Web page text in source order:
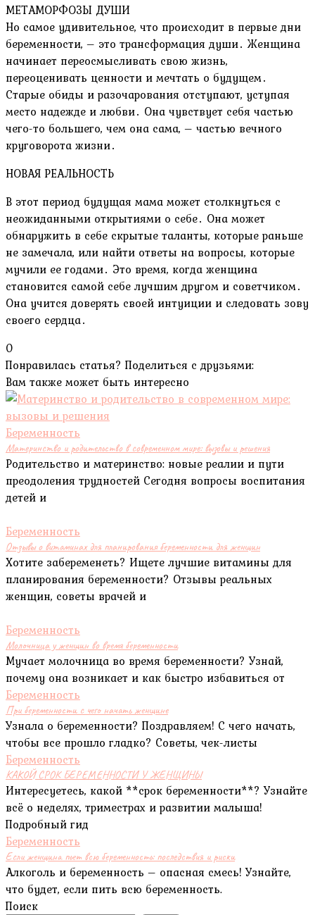
МЕТАМОРФОЗЫ ДУШИ
Но самое удивительное, что происходит в первые дни
беременности, – это трансформация души․ Женщина
начинает переосмысливать свою жизнь,
переоценивать ценности и мечтать о будущем․
Старые обиды и разочарования отступают, уступая
место надежде и любви․ Она чувствует себя частью
чего-то большего, чем она сама, – частью вечного
круговорота жизни․
НОВАЯ РЕАЛЬНОСТЬ
В этот период будущая мама может столкнуться с
неожиданными открытиями о себе․ Она может
обнаружить в себе скрытые таланты, которые раньше
не замечала, или найти ответы на вопросы, которые
мучили ее годами․ Это время, когда женщина
становится самой себе лучшим другом и советчиком․
Она учится доверять своей интуиции и следовать зову
своего сердца․
0
Понравилась статья? Поделиться с друзьями:
Вам также может быть интересно
Беременность
Материнство и родительство в современном мире: вызовы и решения
Родительство и материнство: новые реалии и пути
преодоления трудностей Сегодня вопросы воспитания
детей и
Беременность
Отзывы о витаминах для планирования беременности для женщин
Хотите забеременеть? Ищете лучшие витамины для
планирования беременности? Отзывы реальных
женщин, советы врачей и
Беременность
Молочница у женщин во время беременности
Мучает молочница во время беременности? Узнай,
почему она возникает и как быстро избавиться от
Беременность
При беременности с чего начать женщине
Узнала о беременности? Поздравляем! С чего начать,
чтобы все прошло гладко? Советы, чек-листы
Беременность
КАКОЙ СРОК БЕРЕМЕННОСТИ У ЖЕНЩИНЫ
Интересуетесь, какой **срок беременности**? Узнайте
всё о неделях, триместрах и развитии малыша!
Подробный гид
Беременность
Если женщина пьет всю беременность: последствия и риски
Алкоголь и беременность – опасная смесь! Узнайте,
что будет, если пить всю беременность.
Поиск